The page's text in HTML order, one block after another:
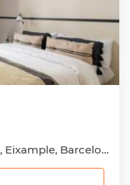
La Nova Esquerra de l'Eixample, Eixample, Barcelona Capital, Barcelona